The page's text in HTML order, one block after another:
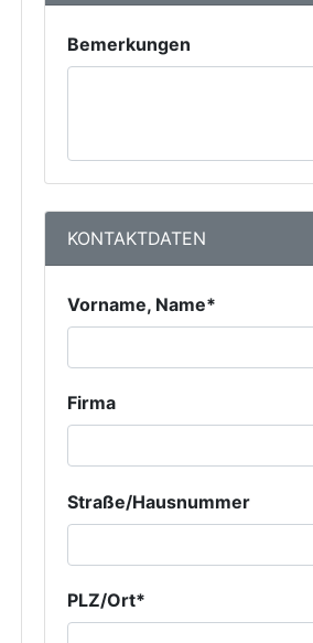
Bemerkungen
KONTAKTDATEN
Vorname, Name*
Firma
Straße/Hausnummer
PLZ/Ort*